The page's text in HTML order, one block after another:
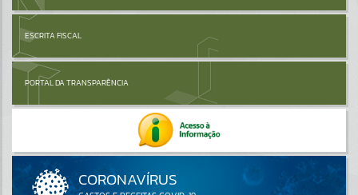
ESCRITA FISCAL
PORTAL DA TRANSPARÊNCIA